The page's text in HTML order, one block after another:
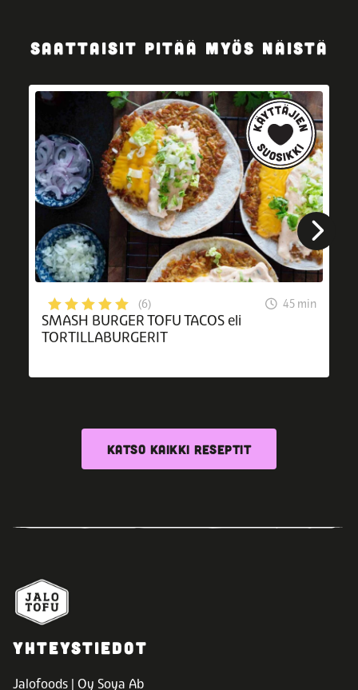
SAATTAISIT PITÄÄ MYÖS NÄISTÄ
(6) 45 min
SMASH BURGER TOFU TACOS eli
TORTILLABURGERIT
KATSO KAIKKI RESEPTIT
YHTEYSTIEDOT
Jalofoods | Oy Soya Ab